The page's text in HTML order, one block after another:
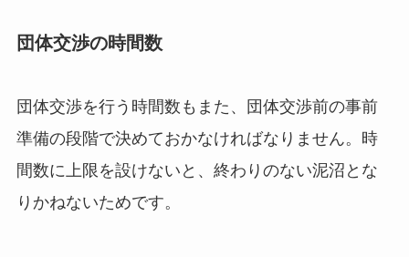
団体交渉の時間数
団体交渉を行う時間数もまた、団体交渉前の事前
準備の段階で決めておかなければなりません。時
間数に上限を設けないと、終わりのない泥沼とな
りかねないためです。